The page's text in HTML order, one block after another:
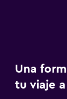
Una
tu viaje